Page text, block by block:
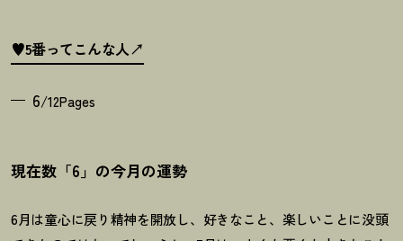
♥5番ってこんな人
6/12Pages
現在数「6」の今月の運勢
6月は童心に戻り精神を開放し、好きなこと、楽しいことに没頭